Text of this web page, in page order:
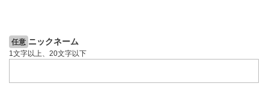
クリックするとYouTubeサイトに移動します。
任意 ニックネーム
1文字以上、20文字以下